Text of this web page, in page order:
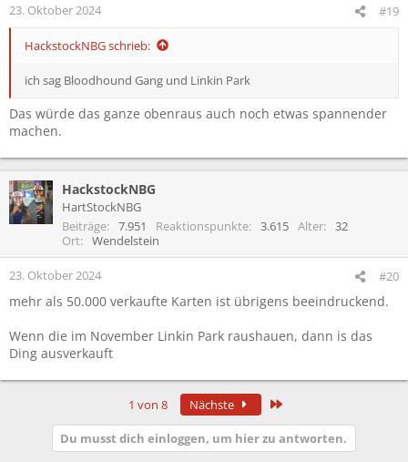
23. Oktober 2024 #19
HackstockNBG schrieb:
ich sag Bloodhound Gang und Linkin Park
Das würde das ganze obenraus auch noch etwas spannender
machen.
HackstockNBG
HartStockNBG
Beiträge
7.951 Reaktionspunkte 3.615 Alter
32
Ort
Wendelstein
23. Oktober 2024 #20
mehr als 50.000 verkaufte Karten ist übrigens beeindruckend.
Wenn die im November Linkin Park raushauen, dann is das
Ding ausverkauft
1 von 8 Nächste
Du musst dich einloggen, um hier zu antworten.